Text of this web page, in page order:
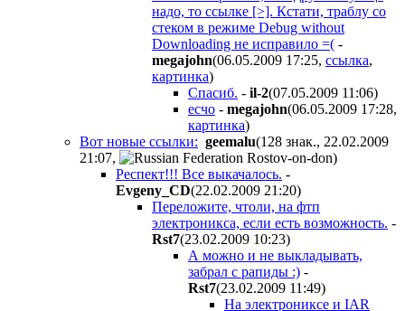
надо, то ссылке [>]. Кстати, траблу со
стеком в режиме Debug without
Downloading не исправило =( -
megajohn(06.05.2009 17:25, ссылка,
картинка)
Спасиб. - il-2(07.05.2009 11:06)
есчо - megajohn(06.05.2009 17:28,
картинка)
Вот новые ссылки: geemalu(128 знак., 22.02.2009
21:07,
)
Респект!!! Все выкачалось. -
Evgeny_CD(22.02.2009 21:20)
Переложите, чтоли, на фтп
электроникса, если есть возможность. -
Rst7(23.02.2009 10:23)
А можно и не выкладывать,
забрал с рапиды :) -
Rst7(23.02.2009 11:49)
На электрониксе и IAR